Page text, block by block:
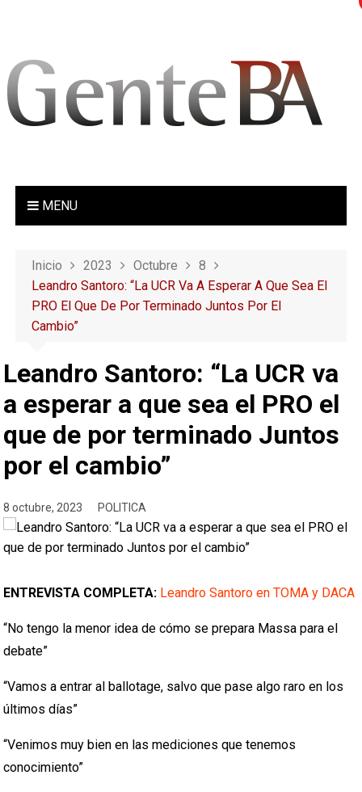
MENU
Inicio 2023 Octubre
8
Leandro Santoro: “La UCR Va A Esperar A Que Sea El
PRO El Que De Por Terminado Juntos Por El
Cambio”
Leandro Santoro: “La UCR va
a esperar a que sea el PRO el
que de por terminado Juntos
por el cambio”
8 octubre, 2023 POLITICA
ENTREVISTA COMPLETA: Leandro Santoro en TOMA y DACA
“No tengo la menor idea de cómo se prepara Massa para el
debate”
“Vamos a entrar al ballotage, salvo que pase algo raro en los
últimos días”
“Venimos muy bien en las mediciones que tenemos
conocimiento”